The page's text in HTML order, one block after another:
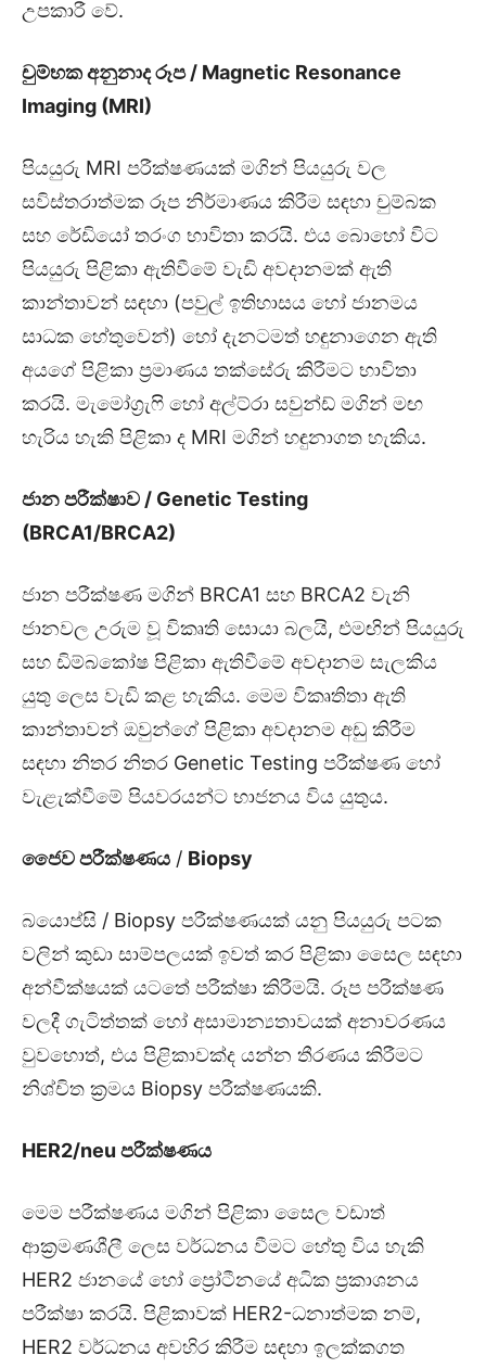
උපකාරී වේ.
චුම්භක අනුනාද රූප / Magnetic Resonance
Imaging (MRI)
පියයුරු MRI පරීක්ෂණයක් මගින් පියයුරු වල
සවිස්තරාත්මක රූප නිර්මාණය කිරීම සඳහා චුම්බක
සහ රේඩියෝ තරංග භාවිතා කරයි. එය බොහෝ විට
පියයුරු පිළිකා ඇතිවීමේ වැඩි අවදානමක් ඇති
කාන්තාවන් සඳහා (පවුල් ඉතිහාසය හෝ ජානමය
සාධක හේතුවෙන්) හෝ දැනටමත් හඳුනාගෙන ඇති
අයගේ පිළිකා ප්‍රමාණය තක්සේරු කිරීමට භාවිතා
කරයි. මැමෝග්‍රැෆි හෝ අල්ට්රා සවුන්ඩ් මගින් මඟ
හැරිය හැකි පිළිකා ද MRI මගින් හඳුනාගත හැකිය.
ජාන පරීක්ෂාව / Genetic Testing
(BRCA1/BRCA2)
ජාන පරීක්ෂණ මගින් BRCA1 සහ BRCA2 වැනි
ජානවල උරුම වූ විකෘති සොයා බලයි, එමඟින් පියයුරු
සහ ඩිම්බකෝෂ පිළිකා ඇතිවීමේ අවදානම සැලකිය
යුතු ලෙස වැඩි කළ හැකිය. මෙම විකෘතිතා ඇති
කාන්තාවන් ඔවුන්ගේ පිළිකා අවදානම අඩු කිරීම
සඳහා නිතර නිතර Genetic Testing පරීක්ෂණ හෝ
වැළැක්වීමේ පියවරයන්ට භාජනය විය යුතුය.
ජෛව පරීක්ෂණය / Biopsy
බයොප්සි / Biopsy පරීක්ෂණයක් යනු පියයුරු පටක
වලින් කුඩා සාම්පලයක් ඉවත් කර පිළිකා සෛල සඳහා
අන්වීක්ෂයක් යටතේ පරීක්ෂා කිරීමයි. රූප පරීක්ෂණ
වලදී ගැටිත්තක් හෝ අසාමාන්‍යතාවයක් අනාවරණය
වුවහොත්, එය පිළිකාවක්ද යන්න තීරණය කිරීමට
නිශ්චිත ක්‍රමය Biopsy පරීක්ෂණයකි.
HER2/neu පරීක්ෂණය
මෙම පරීක්ෂණය මගින් පිළිකා සෛල වඩාත්
ආක්‍රමණශීලී ලෙස වර්ධනය වීමට හේතු විය හැකි
HER2 ජානයේ හෝ ප්‍රෝටීනයේ අධික ප්‍රකාශනය
පරීක්ෂා කරයි. පිළිකාවක් HER2-ධනාත්මක නම්,
HER2 වර්ධනය අවහිර කිරීම සඳහා ඉලක්කගත